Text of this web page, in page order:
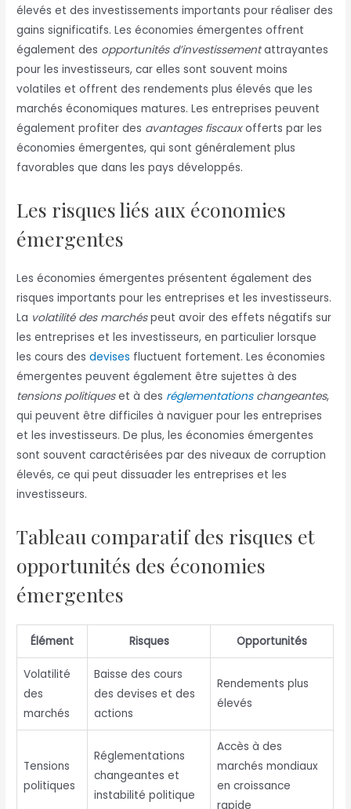
élevés et des investissements importants pour réaliser des
gains significatifs. Les économies émergentes offrent
également des opportunités d’investissementattrayantes
pour les investisseurs, car elles sont souvent moins
volatiles et offrent des rendements plus élevés que les
marchés économiques matures. Les entreprises peuvent
également profiter des avantages fiscauxofferts par les
économies émergentes, qui sont généralement plus
favorables que dans les pays développés.
Les risques liés aux économies
émergentes
Les économies émergentes présentent également des
risques importants pour les entreprises et les investisseurs.
La volatilité des marchéspeut avoir des effets négatifs sur
les entreprises et les investisseurs, en particulier lorsque
les cours desdevises fluctuent fortement. Les économies
émergentes peuvent également être sujettes à des
tensions politiqueset à des réglementationschangeantes,
qui peuvent être difficiles à naviguer pour les entreprises
et les investisseurs. De plus, les économies émergentes
sont souvent caractérisées par des niveaux de corruption
élevés, ce qui peut dissuader les entreprises et les
investisseurs.
Tableau comparatif des risques et
opportunités des économies
émergentes
Élément Risques Opportunités
Volatilité
des
marchés
Baisse des cours
des devises et des
actions
Rendements plus
élevés
Tensions
politiques
Réglementations
changeantes et
instabilité politique
Accès à des
marchés mondiaux
en croissance
rapide